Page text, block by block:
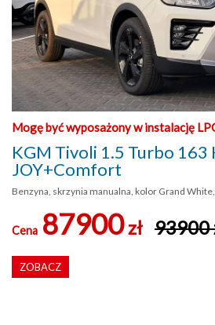
Mogę być wyposażony w instalację
KGM Tivoli 1.5 Turbo 163
JOY+Comfort
Benzyna, skrzynia manualna, kolor Grand
Cena 87900zł 93900
ZOBACZ